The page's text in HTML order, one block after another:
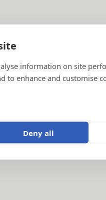
information on site
to enhance and customise
Deny all